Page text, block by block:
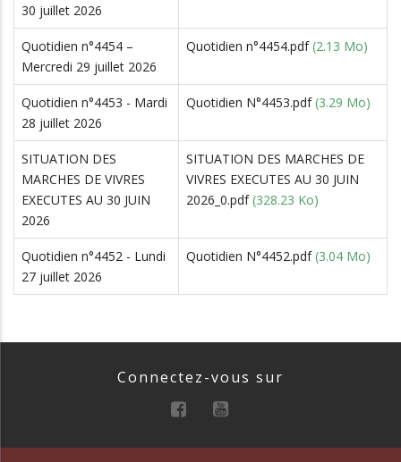
30 juillet 2026
Quotidien n°4454 –
Mercredi 29 juillet 2026
Quotidien n°4454.pdf (2.13 Mo)
Quotidien n°4453 - Mardi
28 juillet 2026
Quotidien N°4453.pdf (3.29 Mo)
SITUATION DES
MARCHES DE VIVRES
EXECUTES AU 30 JUIN
2026
SITUATION DES MARCHES DE
VIVRES EXECUTES AU 30 JUIN
2026_0.pdf (328.23 Ko)
Quotidien n°4452 - Lundi
27 juillet 2026
Quotidien N°4452.pdf (3.04 Mo)
Connectez-vous sur